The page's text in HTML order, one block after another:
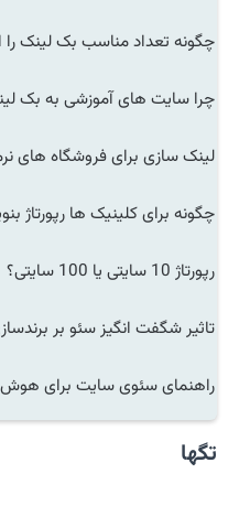
چگونه تعداد مناسب بک لینک را
چرا سایت های آموزشی به بک
لینک سازی برای فروشگاه های
چگونه برای کلینیک ها رپورتاژ
رپورتاژ 10 سایتی یا 100 سایتی؟
تاثیر شگفت انگیز سئو بر
راهنمای سئوی سایت برای
تگها